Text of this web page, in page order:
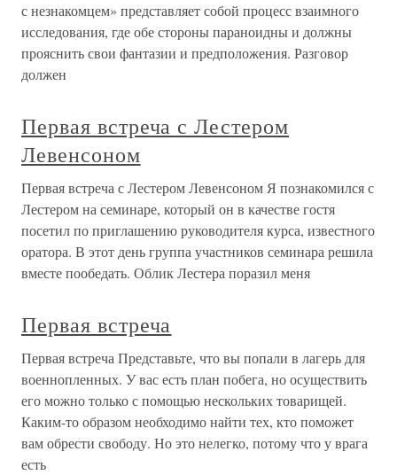
с незнакомцем» представляет собой процесс взаимного
исследования, где обе стороны параноидны и должны
прояснить свои фантазии и предположения. Разговор
должен
Первая встреча с Лестером
Левенсоном
Первая встреча с Лестером Левенсоном Я познакомился с
Лестером на семинаре, который он в качестве гостя
посетил по приглашению руководителя курса, известного
оратора. В этот день группа участников семинара решила
вместе пообедать. Облик Лестера поразил меня
Первая встреча
Первая встреча Представьте, что вы попали в лагерь для
военнопленных. У вас есть план побега, но осуществить
его можно только с помощью нескольких товарищей.
Каким-то образом необходимо найти тех, кто поможет
вам обрести свободу. Но это нелегко, потому что у врага
есть